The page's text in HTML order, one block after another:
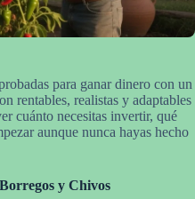
para ganar dinero con un
rentables, realistas y adaptables
cuánto necesitas invertir, qué
aunque nunca hayas hecho
y Chivos